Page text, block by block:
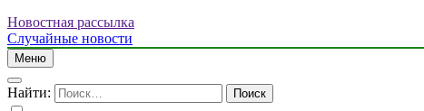
Новостная рассылка
Случайные новости
Меню
Найти: